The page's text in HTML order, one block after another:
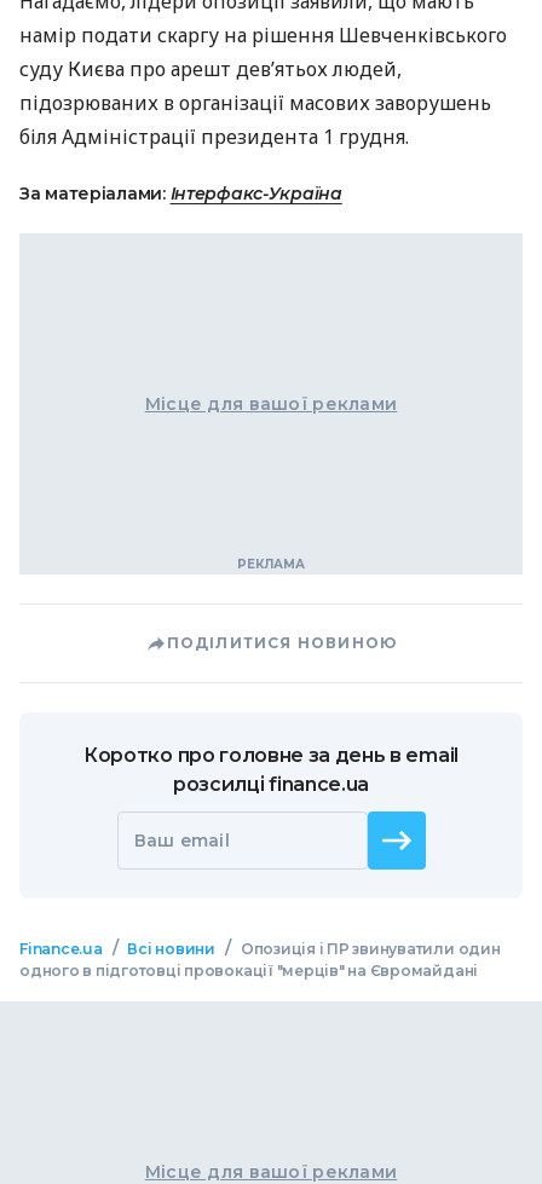
намір подати скаргу на рішення Шевченківського
суду Києва про арешт дев’ятьох людей,
підозрюваних в організації масових заворушень
біля Адміністрації президента 1 грудня.
За матеріалами: Інтерфакс-Україна
Місце для вашої реклами
ПОДІЛИТИСЯ НОВИНОЮ
Коротко про головне за день в email
розсилці finance.ua
Ваш email
Finance.ua / Всі новини /
Опозиція і ПР звинуватили один
одного в підготовці провокації "мерців" на Євромайдані
Місце для вашої реклами